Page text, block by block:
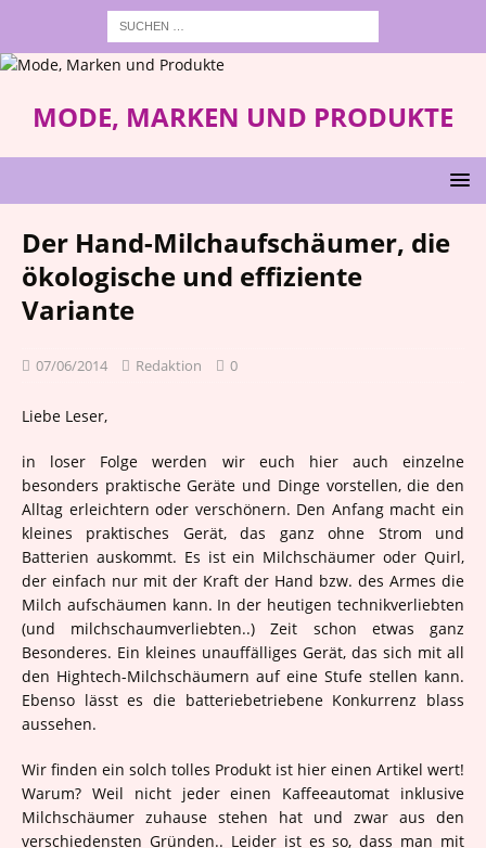
MODE, MARKEN UND PRODUKTE
Der Hand-Milchaufschäumer, die
ökologische und effiziente
Variante
07/06/2014 Redaktion 0
Liebe Leser,
in loser Folge werden wir euch hier auch einzelne
besonders praktische Geräte und Dinge vorstellen, die den
Alltag erleichtern oder verschönern. Den Anfang macht ein
kleines praktisches Gerät, das ganz ohne Strom und
Batterien auskommt. Es ist ein Milchschäumer oder Quirl,
der einfach nur mit der Kraft der Hand bzw. des Armes die
Milch aufschäumen kann. In der heutigen technikverliebten
(und milchschaumverliebten..) Zeit schon etwas ganz
Besonderes. Ein kleines unauffälliges Gerät, das sich mit all
den Hightech-Milchschäumern auf eine Stufe stellen kann.
Ebenso lässt es die batteriebetriebene Konkurrenz blass
aussehen.
Wir finden ein solch tolles Produkt ist hier einen Artikel wert!
Warum? Weil nicht jeder einen Kaffeeautomat inklusive
Milchschäumer zuhause stehen hat und zwar aus den
verschiedensten Gründen.. Leider ist es so, dass man mit